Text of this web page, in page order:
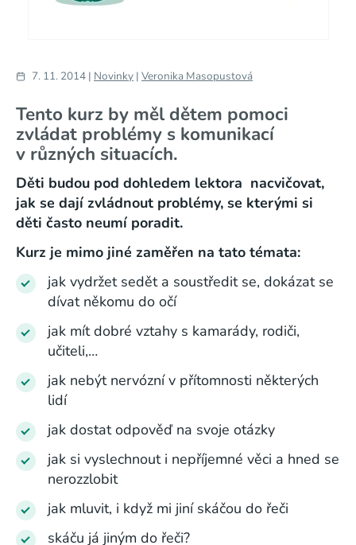
7. 11. 2014 | Novinky | Veronika Masopustová
Tento kurz by měl dětem pomoci
zvládat problémy s komunikací
v různých situacích.
Děti budou pod dohledem lektora nacvičovat,
jak se dají zvládnout problémy, se kterými si
děti často neumí poradit.
Kurz je mimo jiné zaměřen na tato témata:
jak vydržet sedět a soustředit se, dokázat se
dívat někomu do očí
jak mít dobré vztahy s kamarády, rodiči,
učiteli,…
jak nebýt nervózní v přítomnosti některých
lidí
jak dostat odpověď na svoje otázky
jak si vyslechnout i nepříjemné věci a hned se
nerozzlobit
jak mluvit, i když mi jiní skáčou do řeči
skáču já jiným do řeči?